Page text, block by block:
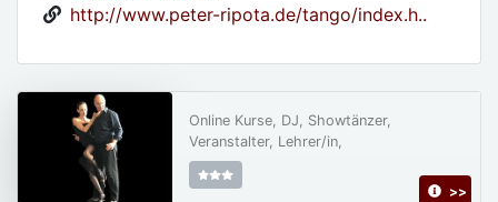
http://www.peter-ripota.de/tango/index.h..
Online Kurse, DJ, Showtänzer,
Veranstalter, Lehrer/in,
>>